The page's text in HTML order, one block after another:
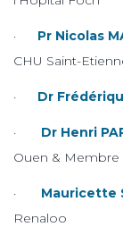
· Pr Nicolas
CHU Saint-
· Dr
· Dr Henri
Ouen & Membre
· Mauricette
Renaloo